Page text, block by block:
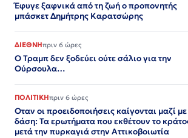
Έφυγε ξαφνικά από τη ζωή ο προπονητής
μπάσκετ Δημήτρης Καρατσώρης
ΔΙΕΘΝΗπριν 6 ώρες
Ο Τραμπ δεν ξοδεύει ούτε σάλιο για την
Ούρσουλα…
ΠΟΛΙΤΙΚΗπριν 6 ώρες
Οταν οι προειδοποιήσεις καίγονται μαζί
δάση: Τα ερωτήματα που εκθέτουν το
μετά την πυρκαγιά στην Αττικοβοιωτία